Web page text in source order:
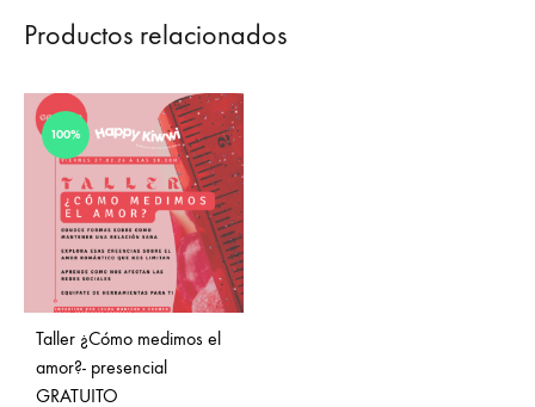
Productos relacionados
100%
Taller ¿Cómo medimos el
amor?- presencial
GRATUITO